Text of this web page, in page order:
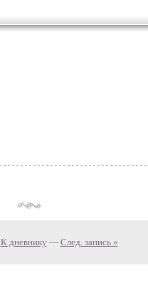
К дневнику — След. запись »